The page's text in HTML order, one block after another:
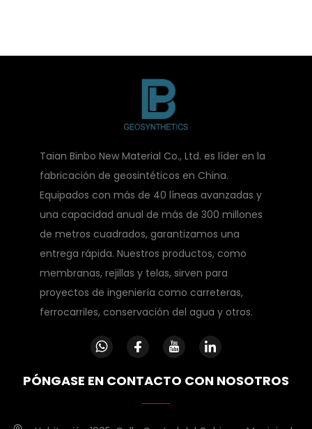
Taian Binbo New Material Co., Ltd. es líder en la
fabricación de geosintéticos en China.
Equipados con más de 40 líneas avanzadas y
una capacidad anual de más de 300 millones
de metros cuadrados, garantizamos una
entrega rápida. Nuestros productos, como
membranas, rejillas y telas, sirven para
proyectos de ingeniería como carreteras,
ferrocarriles, conservación del agua y otros.
PÓNGASE EN CONTACTO CON NOSOTROS